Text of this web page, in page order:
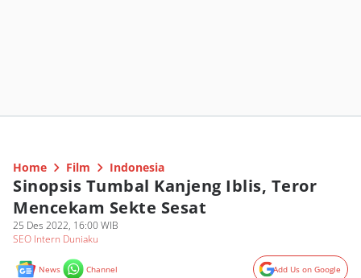
Home Film Indonesia
Sinopsis Tumbal Kanjeng Iblis, Teror
Mencekam Sekte Sesat
25 Des 2022, 16:00 WIB
SEO Intern Duniaku
News Channel Add Us on Google